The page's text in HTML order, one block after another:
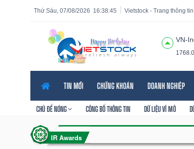
16:38:46
Thứ Sáu, 07/08/2026 Vietstock - Trang thông
VN-
TIN MỚI CHỨNG KHOÁN DOANH NGHIỆP
CHỦ ĐỀ NÓNG CÔNG BỐ THÔNG TIN DỮ LIỆU VĨ MÔ
Tính năng
năng
VIETSTOCK